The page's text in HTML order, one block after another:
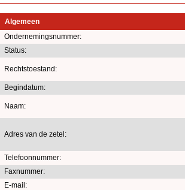
Algemeen
Ondernemingsnummer:
Status:
Rechtstoestand:
Begindatum:
Naam:
Adres van de zetel:
Telefoonnummer:
Faxnummer:
E-mail: